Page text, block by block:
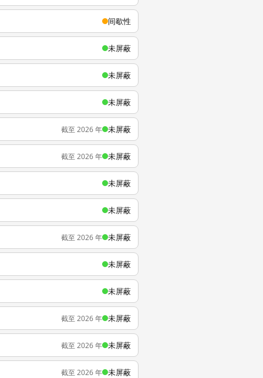
间歇性
未屏蔽
未屏蔽
未屏蔽
截至 2026 年 未屏蔽
截至 2026 年 未屏蔽
未屏蔽
未屏蔽
截至 2026 年 未屏蔽
未屏蔽
未屏蔽
截至 2026 年 未屏蔽
截至 2026 年 未屏蔽
截至 2026 年 未屏蔽